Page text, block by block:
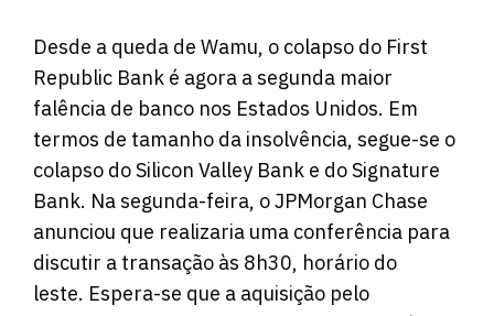
Desde a queda de Wamu, o colapso do First
Republic Bank é agora a segunda maior
falência de banco nos Estados Unidos. Em
termos de tamanho da insolvência, segue-se o
colapso do Silicon Valley Bank e do Signature
Bank. Na segunda-feira, o JPMorgan Chase
anunciou que realizaria uma conferência para
discutir a transação às 8h30, horário do
leste. Espera-se que a aquisição pelo